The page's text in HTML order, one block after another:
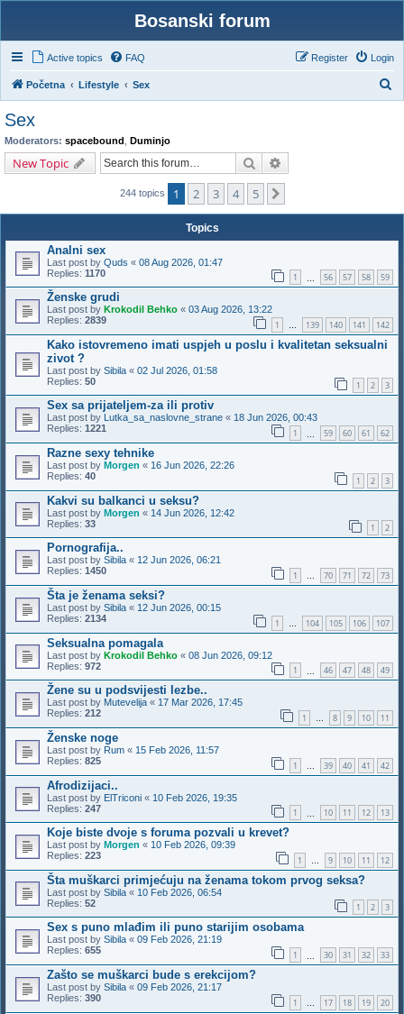
Bosanski forum
Active topics FAQ Login
Register
Početna Lifestyle Sex
Sex
Moderators: spacebound Duminjo
New Topic Search
244 topics 1 2 3 4 5
Topics
Analni sex
Last post by Quds « 08 Aug 2026, 01:47
Replies: 1170 1 56 57 58 59
Ženske grudi
Last post by Krokodil Behko « 03 Aug 2026, 13:22
Replies: 2839 1 … 139 140 141 142
Kako istovremeno imati uspjeh u poslu i kvalitetan seksualni
zivot ?
Last post by Sibila « 02 Jul 2026, 01:58
Replies: 50 1 2 3
Sex sa prijateljem-za ili protiv
Last post by Lutka_sa_naslovne_strane « 18 Jun 2026, 00:43
Replies: 1221 1 59 60 61 62
Razne sexy tehnike
Last post by Morgen « 16 Jun 2026, 22:26
Replies: 40 1 2 3
Kakvi su balkanci u seksu?
Last post by Morgen « 14 Jun 2026, 12:42
Replies: 33 1 2
Pornografija..
Last post by Sibila « 12 Jun 2026, 06:21
Replies: 1450 1 … 70 71 72 73
Šta je ženama seksi?
Last post by Sibila « 12 Jun 2026, 00:15
Replies: 2134 1 … 104 105 106 107
Seksualna pomagala
Last post by Krokodil Behko « 08 Jun 2026, 09:12
Replies: 972 1 46 47 48 49
Žene su u podsvijesti lezbe..
Last post by Mutevelija « 17 Mar 2026, 17:45
Replies: 212 1 … 8 9 10 11
Ženske noge
Last post by Rum « 15 Feb 2026, 11:57
Replies: 825 1 … 39 40 41 42
Afrodizijaci..
Last post by ElTriconi « 10 Feb 2026, 19:35
Replies: 247 1 10 11 12 13
Koje biste dvoje s foruma pozvali u krevet?
Last post by Morgen « 10 Feb 2026, 09:39
Replies: 223 1 … 9 10 11 12
Šta muškarci primjećuju na ženama tokom prvog seksa?
Last post by Sibila « 10 Feb 2026, 06:54
Replies: 52 1 2 3
Sex s puno mlađim ili puno starijim osobama
Last post by Sibila « 09 Feb 2026, 21:19
Replies: 655 1 30 31 32 33
Zašto se muškarci bude s erekcijom?
Last post by Sibila « 09 Feb 2026, 21:17
Replies: 390 1 … 17 18 19 20